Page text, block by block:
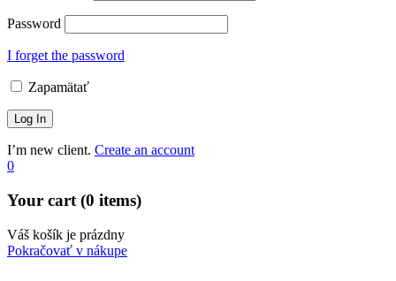
Password
I forget the password
Zapamätať
I’m new client. Create an account
0
Your cart (0 items)
Váš košík je prázdny
Pokračovať v nákupe